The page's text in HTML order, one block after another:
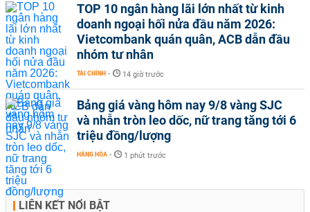
TOP 10 ngân hàng lãi lớn nhất từ kinh
doanh ngoại hối nửa đầu năm 2026:
Vietcombank quán quân, ACB dẫn đầu
nhóm tư nhân
TÀI CHÍNH - 14 giờ trước
Bảng giá vàng hôm nay 9/8 vàng SJC
và nhẫn tròn leo dốc, nữ trang tăng tới 6
triệu đồng/lượng
HÀNG HÓA - 1 phút trước
LIÊN KẾT NỔI BẬT